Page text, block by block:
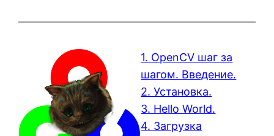
1. OpenCV шаг за
шагом. Введение.
2. Установка.
3. Hello World.
4. Загрузка